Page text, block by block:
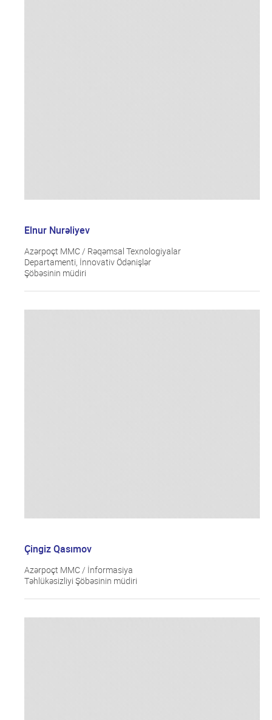
Elnur Nurəliyev
Azərpoçt MMC / Rəqəmsal Texnologiyalar
Departamenti, İnnovativ Ödənişlər
Şöbəsinin müdiri
Çingiz Qasımov
Azərpoçt MMC / İnformasiya
Təhlükəsizliyi Şöbəsinin müdiri